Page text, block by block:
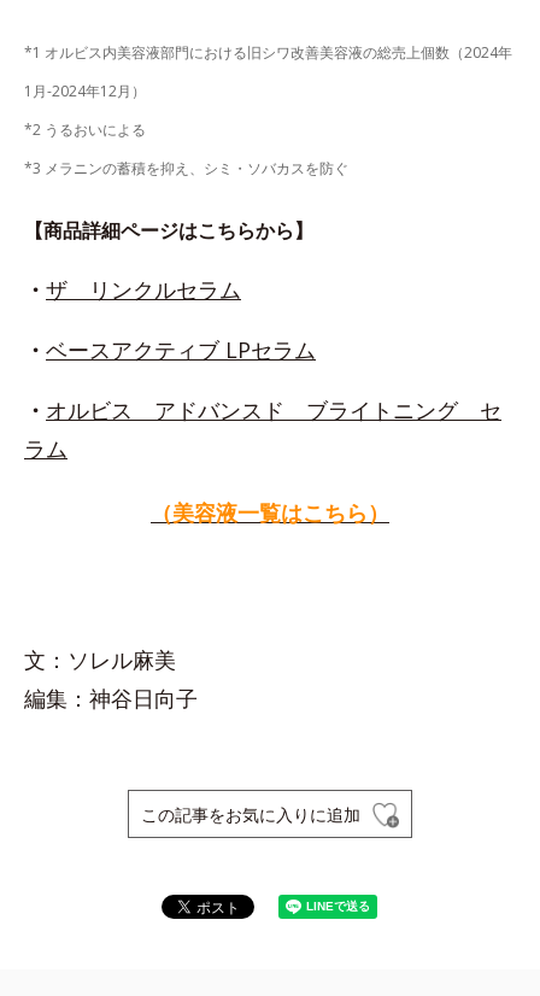
*1 オルビス内美容液部門における旧シワ改善美容液の総売上個数（2024年
1月-2024年12月）
*2 うるおいによる
*3 メラニンの蓄積を抑え、シミ・ソバカスを防ぐ
【商品詳細ページはこちらから】
・ ザ リンクルセラム
・ ベースアクティブ LPセラム
・ オルビス アドバンスド ブライトニング セ
ラム
（美容液一覧はこちら）
文：ソレル麻美
編集：神谷日向子
この記事をお気に入りに追加